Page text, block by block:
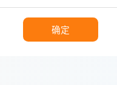
确定